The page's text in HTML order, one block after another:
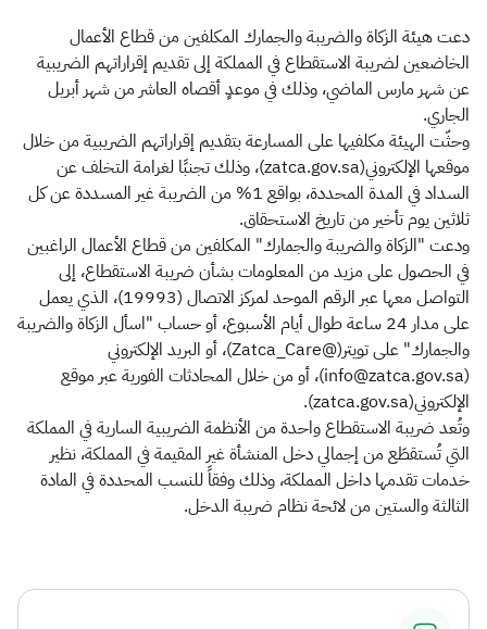
دعت هيئة الزكاة والضريبة والجمارك المكلفين من قطاع الأعمال
الخاضعين لضريبة الاستقطاع في المملكة إلى تقديم إقراراتهم الضريبية
عن شهر مارس الماضي، وذلك في موعدٍ أقصاه العاشر من شهر أبريل
الجاري.
وحثّت الهيئة مكلفيها على المسارعة بتقديم إقراراتهم الضريبية من خلال
موقعها الإلكتروني(zatca.gov.sa)، وذلك تجنبًا لغرامة التخلف عن
السداد في المدة المحددة، بواقع 1% من الضريبة غير المسددة عن كل
ثلاثين يوم تأخير من تاريخ الاستحقاق.
ودعت "الزكاة والضريبة والجمارك" المكلفين من قطاع الأعمال الراغبين
في الحصول على مزيد من المعلومات بشأن ضريبة الاستقطاع، إلى
التواصل معها عبر الرقم الموحد لمركز الاتصال (19993)، الذي يعمل
على مدار 24 ساعة طوال أيام الأسبوع، أو حساب "اسأل الزكاة والضريبة
والجمارك" على تويتر(@Zatca_Care)، أو البريد الإلكتروني
(info@zatca.gov.sa)، أو من خلال المحادثات الفورية عبر موقع
الإلكتروني(zatca.gov.sa).
وتُعد ضريبة الاستقطاع واحدة من الأنظمة الضريبية السارية في المملكة
التي تُستقطَع من إجمالي دخل المنشأة غير المقيمة في المملكة، نظير
خدمات تقدمها داخل المملكة، وذلك وفقاً للنسب المحددة في المادة
الثالثة والستين من لائحة نظام ضريبة الدخل.​